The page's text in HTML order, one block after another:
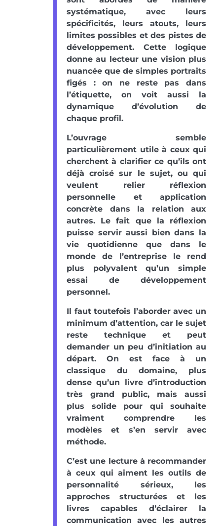
systématique, avec leurs
spécificités, leurs atouts, leurs
limites possibles et des pistes de
développement. Cette logique
donne au lecteur une vision plus
nuancée que de simples portraits
figés : on ne reste pas dans
l’étiquette, on voit aussi la
dynamique d’évolution de
chaque profil.
L’ouvrage semble
particulièrement utile à ceux qui
cherchent à clarifier ce qu’ils ont
déjà croisé sur le sujet, ou qui
veulent relier réflexion
personnelle et application
concrète dans la relation aux
autres. Le fait que la réflexion
puisse servir aussi bien dans la
vie quotidienne que dans le
monde de l’entreprise le rend
plus polyvalent qu’un simple
essai de développement
personnel.
Il faut toutefois l’aborder avec un
minimum d’attention, car le sujet
reste technique et peut
demander un peu d’initiation au
départ. On est face à un
classique du domaine, plus
dense qu’un livre d’introduction
très grand public, mais aussi
plus solide pour qui souhaite
vraiment comprendre les
modèles et s’en servir avec
méthode.
C’est une lecture à recommander
à ceux qui aiment les outils de
personnalité sérieux, les
approches structurées et les
livres capables d’éclairer la
communication avec les autres